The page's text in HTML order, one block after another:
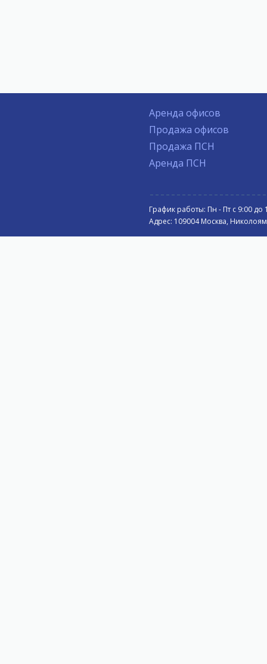
Аренда офисов
Продажа офисов
Продажа ПСН
Аренда ПСН
График работы: Пн - Пт с 9:00 до
Адрес: 109004 Москва,